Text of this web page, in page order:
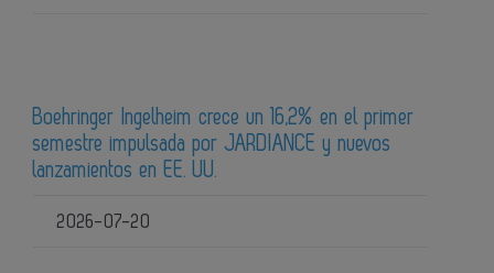
Boehringer Ingelheim crece un 16,2% en el primer
semestre impulsada por JARDIANCE y nuevos
lanzamientos en EE. UU.
2026-07-20